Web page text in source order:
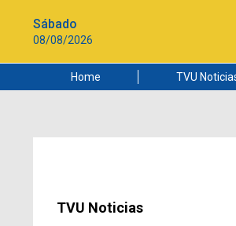
Sábado
08/08/2026
Home TVU
Ciudad
TVU Noticias